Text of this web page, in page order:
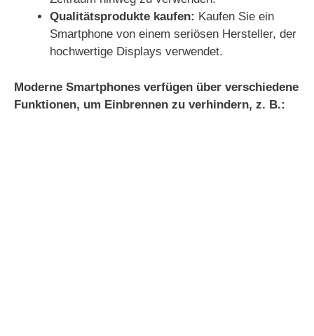
Qualitätsprodukte kaufen: Kaufen Sie ein
Smartphone von einem seriösen Hersteller, der
hochwertige Displays verwendet.
Moderne Smartphones verfügen über verschiedene
Funktionen, um Einbrennen zu verhindern, z. B.: